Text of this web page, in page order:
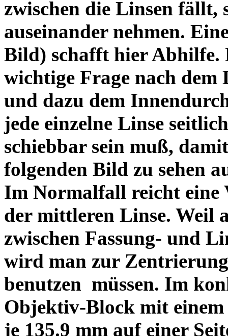
zwischen die Linsen fällt,
auseinander nehmen.
Bild) schafft hier Abhilfe.
wichtige Frage nach dem
und dazu dem
jede einzelne Linse
schiebbar sein muß,
folgenden Bild zu sehen
Im Normalfall reicht eine
der mittleren Linse. Weil
zwischen Fassung- und
wird man zur
benutzen müssen. Im
Objektiv-Block mit einem
je 135.9 mm auf einer